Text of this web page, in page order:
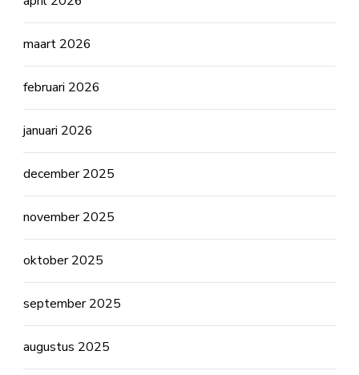
maart 2026
februari 2026
januari 2026
december 2025
november 2025
oktober 2025
september 2025
augustus 2025